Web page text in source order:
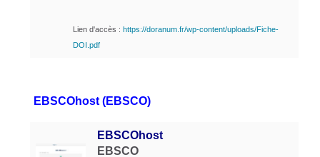
Lien d'accès : https://doranum.fr/wp-content/uploads/Fiche-
DOI.pdf
EBSCOhost (EBSCO)
EBSCOhost
EBSCO